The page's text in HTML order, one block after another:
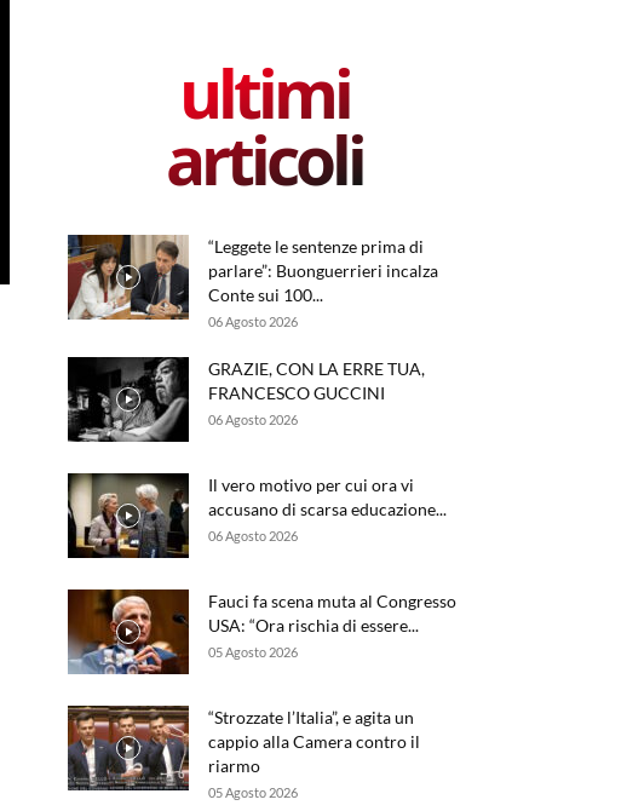
ultimi
articoli
“Leggete le sentenze prima di
parlare”: Buonguerrieri incalza
Conte sui 100...
06 Agosto 2026
GRAZIE, CON LA ERRE TUA,
FRANCESCO GUCCINI
06 Agosto 2026
Il vero motivo per cui ora vi
accusano di scarsa educazione...
06 Agosto 2026
Fauci fa scena muta al Congresso
USA: “Ora rischia di essere...
05 Agosto 2026
“Strozzate l’Italia”, e agita un
cappio alla Camera contro il
riarmo
05 Agosto 2026